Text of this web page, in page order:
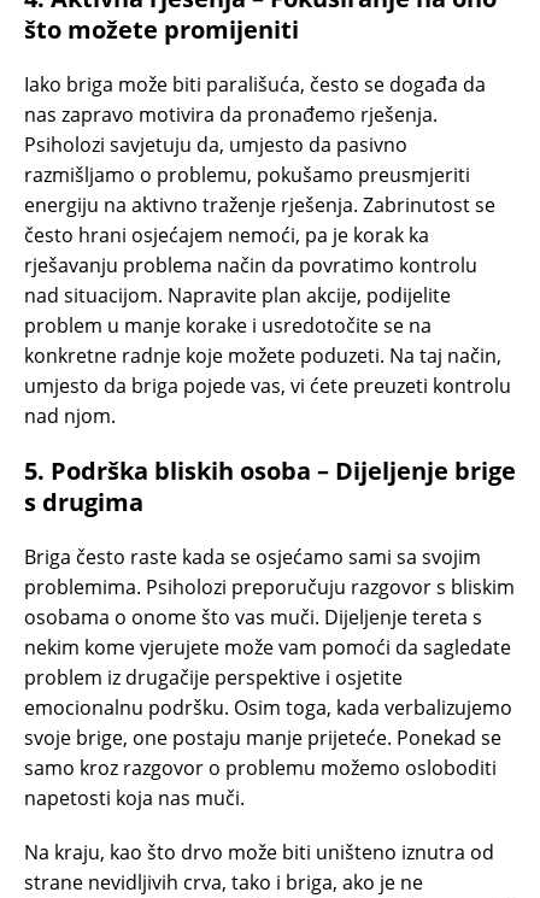
što možete promijeniti
Iako briga može biti parališuća, često se događa da
nas zapravo motivira da pronađemo rješenja.
Psiholozi savjetuju da, umjesto da pasivno
razmišljamo o problemu, pokušamo preusmjeriti
energiju na aktivno traženje rješenja. Zabrinutost se
često hrani osjećajem nemoći, pa je korak ka
rješavanju problema način da povratimo kontrolu
nad situacijom. Napravite plan akcije, podijelite
problem u manje korake i usredotočite se na
konkretne radnje koje možete poduzeti. Na taj način,
umjesto da briga pojede vas, vi ćete preuzeti kontrolu
nad njom.
5. Podrška bliskih osoba – Dijeljenje brige
s drugima
Briga često raste kada se osjećamo sami sa svojim
problemima. Psiholozi preporučuju razgovor s bliskim
osobama o onome što vas muči. Dijeljenje tereta s
nekim kome vjerujete može vam pomoći da sagledate
problem iz drugačije perspektive i osjetite
emocionalnu podršku. Osim toga, kada verbalizujemo
svoje brige, one postaju manje prijeteće. Ponekad se
samo kroz razgovor o problemu možemo osloboditi
napetosti koja nas muči.
Na kraju, kao što drvo može biti uništeno iznutra od
strane nevidljivih crva, tako i briga, ako je ne